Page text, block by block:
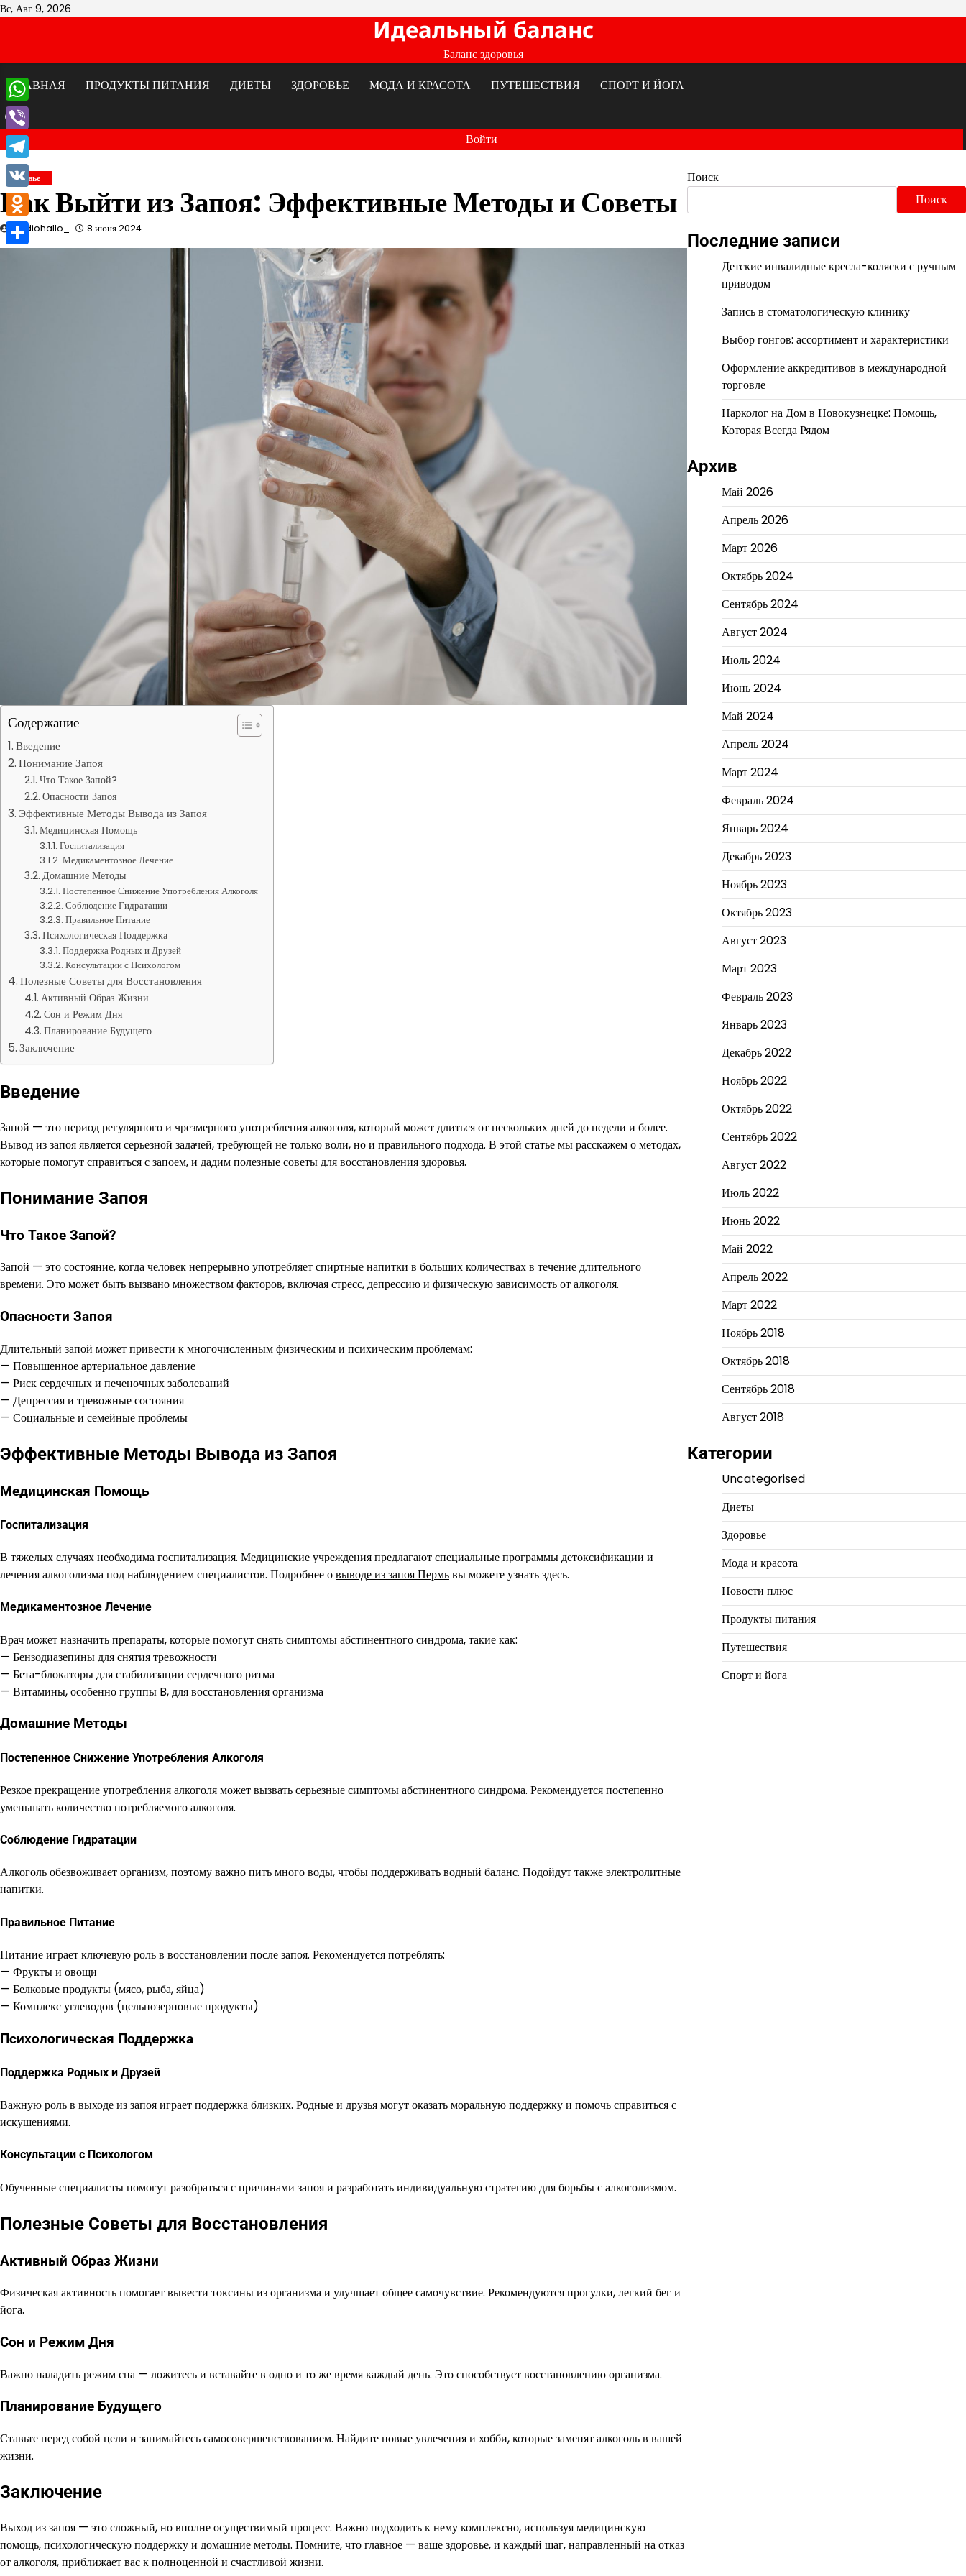
Перейти
Вс, Авг 9, 2026
Идеальный баланс
Баланс здоровья
ГЛАВНАЯ
ПРОДУКТЫ ПИТАНИЯ ДИЕТЫ ЗДОРОВЬЕ МОДА И КРАСОТА ПУТЕШЕСТВИЯ СПОРТ И ЙОГА
Войти
Здоровье
Как Выйти из Запоя: Эффективные Методы и Советы
studiohallo_ 8 июня 2024
Содержание
Введение
Понимание Запоя
Что Такое Запой?
Опасности Запоя
Эффективные Методы Вывода из Запоя
Медицинская Помощь
Госпитализация
Медикаментозное Лечение
Домашние Методы
Постепенное Снижение Употребления Алкоголя
Соблюдение Гидратации
Правильное Питание
Психологическая Поддержка
Поддержка Родных и Друзей
Консультации с Психологом
Полезные Советы для Восстановления
Активный Образ Жизни
Сон и Режим Дня
Планирование Будущего
Заключение
Введение
Запой — это период регулярного и чрезмерного употребления алкоголя, который может длиться от нескольких дней до недели и более.
Вывод из запоя является серьезной задачей, требующей не только воли, но и правильного подхода. В этой статье мы расскажем о методах,
которые помогут справиться с запоем, и дадим полезные советы для восстановления здоровья.
Понимание Запоя
Что Такое Запой?
Запой — это состояние, когда человек непрерывно употребляет спиртные напитки в больших количествах в течение длительного
времени. Это может быть вызвано множеством факторов, включая стресс, депрессию и физическую зависимость от алкоголя.
Опасности Запоя
Длительный запой может привести к многочисленным физическим и психическим проблемам:
— Повышенное артериальное давление
— Риск сердечных и печеночных заболеваний
— Депрессия и тревожные состояния
— Социальные и семейные проблемы
Эффективные Методы Вывода из Запоя
Медицинская Помощь
Госпитализация
В тяжелых случаях необходима госпитализация. Медицинские учреждения предлагают специальные программы детоксификации и
лечения алкоголизма под наблюдением специалистов. Подробнее овыводе из запоя Пермьвы можете узнать здесь.
Медикаментозное Лечение
Врач может назначить препараты, которые помогут снять симптомы абстинентного синдрома, такие как:
— Бензодиазепины для снятия тревожности
— Бета-блокаторы для стабилизации сердечного ритма
— Витамины, особенно группы B, для восстановления организма
Домашние Методы
Постепенное Снижение Употребления Алкоголя
Резкое прекращение употребления алкоголя может вызвать серьезные симптомы абстинентного синдрома. Рекомендуется постепенно
уменьшать количество потребляемого алкоголя.
Соблюдение Гидратации
Алкоголь обезвоживает организм, поэтому важно пить много воды, чтобы поддерживать водный баланс. Подойдут также электролитные
напитки.
Правильное Питание
Питание играет ключевую роль в восстановлении после запоя. Рекомендуется потреблять:
— Фрукты и овощи
— Белковые продукты (мясо, рыба, яйца)
— Комплекс углеводов (цельнозерновые продукты)
Психологическая Поддержка
Поддержка Родных и Друзей
Важную роль в выходе из запоя играет поддержка близких. Родные и друзья могут оказать моральную поддержку и помочь справиться с
искушениями.
Консультации с Психологом
Обученные специалисты помогут разобраться с причинами запоя и разработать индивидуальную стратегию для борьбы с алкоголизмом.
Полезные Советы для Восстановления
Активный Образ Жизни
Физическая активность помогает вывести токсины из организма и улучшает общее самочувствие. Рекомендуются прогулки, легкий бег и
йога.
Сон и Режим Дня
Важно наладить режим сна — ложитесь и вставайте в одно и то же время каждый день. Это способствует восстановлению организма.
Планирование Будущего
Ставьте перед собой цели и занимайтесь самосовершенствованием. Найдите новые увлечения и хобби, которые заменят алкоголь в вашей
жизни.
Заключение
Выход из запоя — это сложный, но вполне осуществимый процесс. Важно подходить к нему комплексно, используя медицинскую
помощь, психологическую поддержку и домашние методы. Помните, что главное — ваше здоровье, и каждый шаг, направленный на отказ
от алкоголя, приближает вас к полноценной и счастливой жизни.
Поиск
Поиск
Последние записи
Детские инвалидные кресла-коляски с ручным
приводом
Запись в стоматологическую клинику
Выбор гонгов: ассортимент и характеристики
Оформление аккредитивов в международной
торговле
Нарколог на Дом в Новокузнецке: Помощь,
Которая Всегда Рядом
Архив
Май 2026
Апрель 2026
Март 2026
Октябрь 2024
Сентябрь 2024
Август 2024
Июль 2024
Июнь 2024
Май 2024
Апрель 2024
Март 2024
Февраль 2024
Январь 2024
Декабрь 2023
Ноябрь 2023
Октябрь 2023
Август 2023
Март 2023
Февраль 2023
Январь 2023
Декабрь 2022
Ноябрь 2022
Октябрь 2022
Сентябрь 2022
Август 2022
Июль 2022
Июнь 2022
Май 2022
Апрель 2022
Март 2022
Ноябрь 2018
Октябрь 2018
Сентябрь 2018
Август 2018
Категории
Uncategorised
Диеты
Здоровье
Мода и красота
Новости плюс
Продукты питания
Путешествия
Спорт и йога
WhatsApp
Viber
Telegram
VK
Odnoklassniki